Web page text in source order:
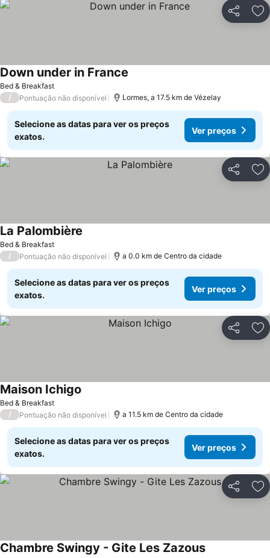
Partilhar
Bed & Breakfast
Down under in France
/ Pontuação não disponível Lormes, a 17.5 km de Vézelay
Selecione as datas para ver os preços
exatos.
Ver preços
Partilhar
Bed & Breakfast
La Palombière
/ Pontuação não disponível a 0.0 km de Centro da cidade
Selecione as datas para ver os preços
exatos.
Ver preços
Partilhar
Bed & Breakfast
Maison Ichigo
/ Pontuação não disponível a 11.5 km de Centro da cidade
Selecione as datas para ver os preços
exatos.
Ver preços
Partilhar
Chambre Swingy - Gite Les Zazous